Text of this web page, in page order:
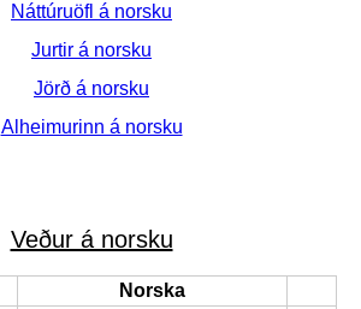
Náttúruöfl á norsku
Jurtir á norsku
Jörð á norsku
Alheimurinn á norsku
Veður á norsku
Norska